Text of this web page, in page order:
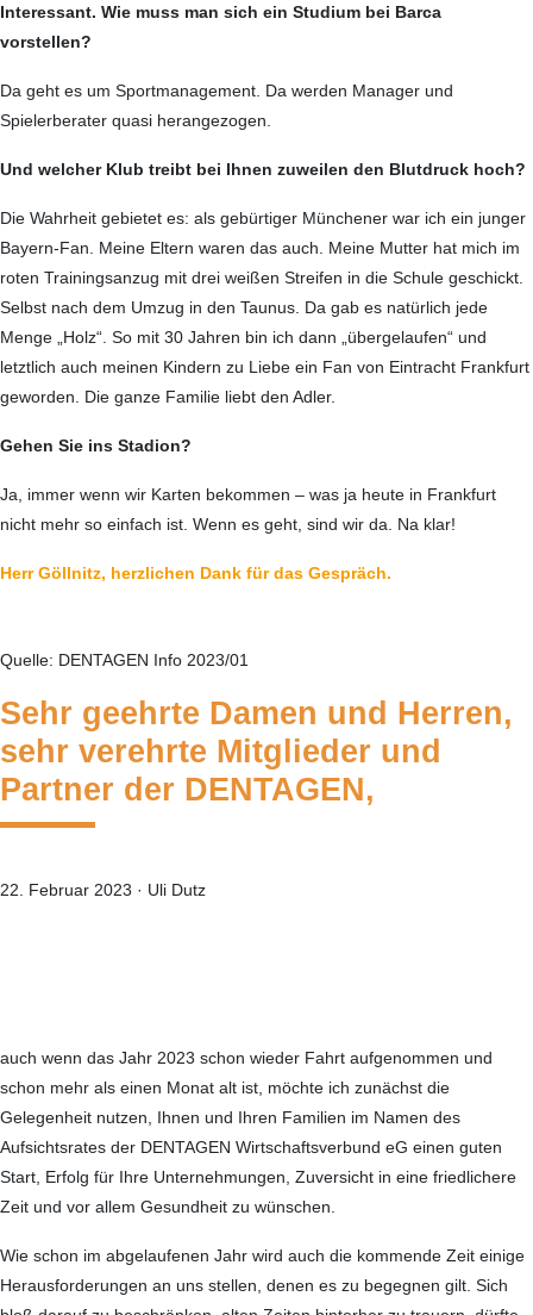
Interessant. Wie muss man sich ein Studium bei Barca
vorstellen?
Da geht es um Sportmanagement. Da werden Manager und
Spielerberater quasi herangezogen.
Und welcher Klub treibt bei Ihnen zuweilen den Blutdruck hoch?
Die Wahrheit gebietet es: als gebürtiger Münchener war ich ein junger
Bayern-Fan. Meine Eltern waren das auch. Meine Mutter hat mich im
roten Trainings­anzug mit drei weißen Streifen in die Schule geschickt.
Selbst nach dem Umzug in den Taunus. Da gab es natürlich jede
Menge „Holz“. So mit 30 Jahren bin ich dann „übergelaufen“ und
letztlich auch meinen Kindern zu Liebe ein Fan von Eintracht Frankfurt
geworden. Die ganze Familie liebt den Adler.
Gehen Sie ins Stadion?
Ja, immer wenn wir Karten bekommen – was ja heute in Frankfurt
nicht mehr so einfach ist. Wenn es geht, sind wir da. Na klar!
Herr Göllnitz, herzlichen Dank für das Gespräch.
Quelle: DENTAGEN Info 2023/01
Sehr geehrte Damen und Herren,
sehr verehrte Mitglieder und
Partner der DENTAGEN,
22. Februar 2023 · Uli Dutz
auch wenn das Jahr 2023 schon wieder Fahrt auf­genommen und
schon mehr als einen Monat alt ist, möchte ich zunächst die
Gelegenheit nutzen, Ihnen und Ihren Familien im Namen des
Aufsichtsrates der DENTAGEN Wirtschaftsverbund eG einen guten
Start, Erfolg für Ihre Unternehmungen, Zuversicht in eine friedlichere
Zeit und vor allem Gesundheit zu wünschen.
Wie schon im abgelaufenen Jahr wird auch die kommende Zeit einige
Herausforderungen an uns stellen, denen es zu begegnen gilt. Sich